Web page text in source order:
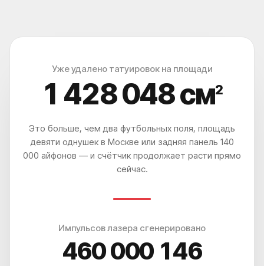
Уже удалено татуировок на площади
1 428 051см2
Это больше, чем два футбольных поля, площадь
девяти однушек в Москве или задняя панель 140
000 айфонов — и счётчик продолжает расти прямо
сейчас.
Импульсов лазера сгенерировано
460 000 150